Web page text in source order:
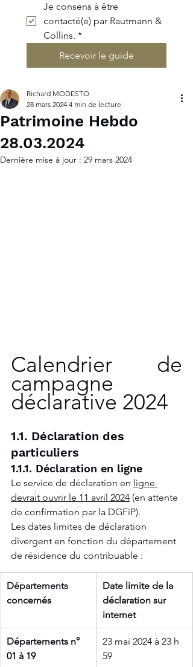
Je consens à être
contacté(e) par Rautmann &
Collins. *
Recevoir le guide
Patrimoine Hebdo
28.03.2024
Richard MODESTO
28 mars 2024 4 min de lecture
Dernière mise à jour : 29 mars 2024
Calendrier de
campagne
déclarative 2024
1.1. Déclaration des
particuliers
1.1.1. Déclaration en ligne
Le service de déclaration en ligne
devrait ouvrir le 11 avril 2024 (en attente
de confirmation par la DGFiP).
Les dates limites de déclaration
divergent en fonction du département
de résidence du contribuable :
Départements
concernés
Date limite de la
déclaration sur
internet
Départements n°
01 à 19
23 mai 2024 à 23 h
59